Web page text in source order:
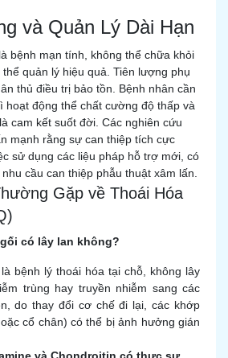
và Quản Lý Dài Hạn
bệnh mạn tính, không thể chữa khỏi
quản lý hiệu quả. Tiên lượng phụ
thủ điều trị bảo tồn. Bệnh nhân cần
hoạt động thể chất cường độ thấp và
cam kết suốt đời. Các nghiên cứu
mạnh rằng sự can thiệp tích cực
sử dụng các liệu pháp hỗ trợ mới, có
cầu can thiệp phẫu thuật xâm lấn.
Gặp về Thoái Hóa
có lây lan không?
bệnh lý thoái hóa tại chỗ, không lây
trùng hay truyền nhiễm sang các
do thay đổi cơ chế đi lại, các khớp
cổ chân) có thể bị ảnh hưởng gián